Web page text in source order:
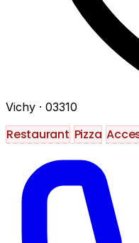
Vichy · 03310
Restaurant Pizza